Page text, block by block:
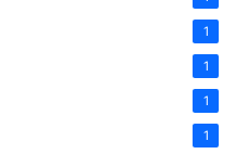
1
1
1
1